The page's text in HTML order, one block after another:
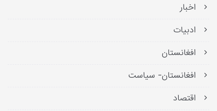
اخبار
ادبیات
افغانستان
افغانستان- سیاست
اقتصاد